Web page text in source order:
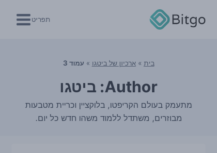
תפריט
בית » ארכיון של ביטגו » עמוד 3
Author: ביטגו
מתעמק בעולם הקריפטו, בלוקציין וכריית מטבעות
מבוזרים, משתדל ללמוד משהו חדש כל יום.